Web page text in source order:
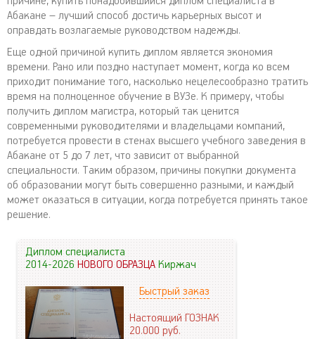
Абакане – лучший способ достичь карьерных высот и
оправдать возлагаемые руководством надежды.
Еще одной причиной купить диплом является экономия
времени. Рано или поздно наступает момент, когда ко всем
приходит понимание того, насколько нецелесообразно тратить
время на полноценное обучение в ВУЗе. К примеру, чтобы
получить диплом магистра, который так ценится
современными руководителями и владельцами компаний,
потребуется провести в стенах высшего учебного заведения в
Абакане от 5 до 7 лет, что зависит от выбранной
специальности. Таким образом, причины покупки документа
об образовании могут быть совершенно разными, и каждый
может оказаться в ситуации, когда потребуется принять такое
решение.
Диплом специалиста
2014-2026НОВОГО ОБРАЗЦАКиржач
Быстрый заказ
Настоящий ГОЗНАК
20.000руб.